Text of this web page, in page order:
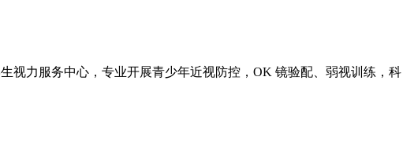
视力服务中心，专业开展青少年近视防控，OK 镜验配、弱视训练，科